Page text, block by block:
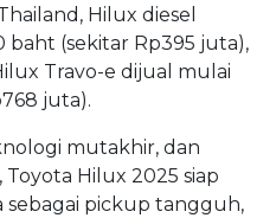
Hilux diesel
(sekitar Rp395 juta),
Travo-e dijual mulai
juta).
mutakhir, dan
Hilux 2025 siap
pickup tangguh,